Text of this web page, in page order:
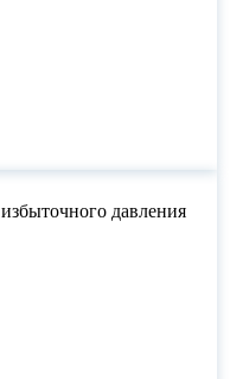
давления